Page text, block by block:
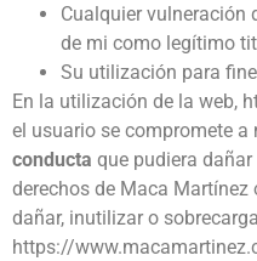
Cualquier vulneración
de mi como legítimo
Su utilización para
En la utilización de la web,
el usuario se compromete a
conducta que pudiera
derechos de Maca Martínez
dañar, inutilizar o
https://